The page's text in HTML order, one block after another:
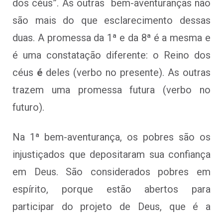
dos céus”. As outras bem-aventuranças não
são mais do que esclarecimento dessas
duas. A promessa da 1ª e da 8ª é a mesma e
é uma constatação diferente: o Reino dos
céus é deles (verbo no presente). As outras
trazem uma promessa futura (verbo no
futuro).
Na 1ª bem-aventurança, os pobres são os
injustiçados que depositaram sua confiança
em Deus. São considerados pobres em
espírito, porque estão abertos para
participar do projeto de Deus, que é a